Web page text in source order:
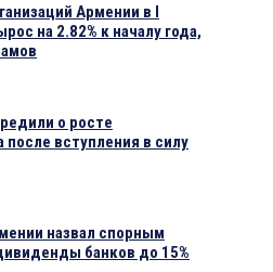
Армении в I
на 2.82% к началу года,
о росте
вступления в силу
назвал спорным
банков до 15%